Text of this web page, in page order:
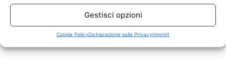
Gestisci opzioni
Cookie PolicyDichiarazione sulla PrivacyImprint
388 971 3962